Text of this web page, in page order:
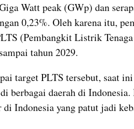
Watt peak (GWp) dan
0,23%. Oleh karena itu,
(Pembangkit Listrik
tahun 2029.
target PLTS tersebut, saat
berbagai daerah di
di Indonesia yang patut jadi